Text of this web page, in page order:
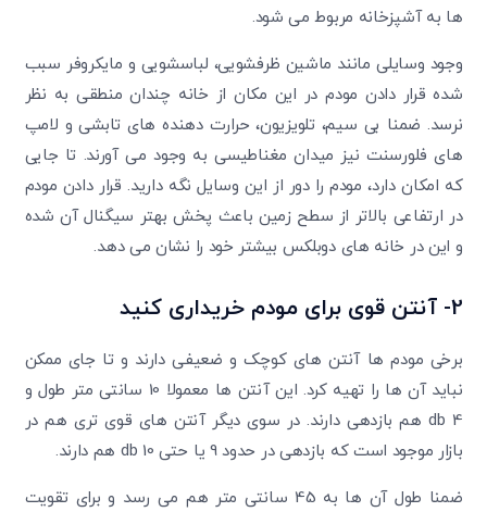
ها به آشپزخانه مربوط می شود.
وجود وسایلی مانند ماشین ظرفشویی، لباسشویی و مایکروفر سبب
شده قرار دادن مودم در این مکان از خانه چندان منطقی به نظر
نرسد. ضمنا بی سیم، تلویزیون، حرارت دهنده های تابشی و لامپ
های فلورسنت نیز میدان مغناطیسی به وجود می آورند. تا جایی
که امکان دارد، مودم را دور از این وسایل نگه دارید. قرار دادن مودم
در ارتفاعی بالاتر از سطح زمین باعث پخش بهتر سیگنال آن شده
و این در خانه های دوبلکس بیشتر خود را نشان می دهد.
2- آنتن قوی برای مودم خریداری کنید
برخی مودم ها آنتن های کوچک و ضعیفی دارند و تا جای ممکن
نباید آن ها را تهیه کرد. این آنتن ها معمولا 10 سانتی متر طول و
4 db هم بازدهی دارند. در سوی دیگر آنتن های قوی تری هم در
بازار موجود است که بازدهی در حدود 9 یا حتی 10 db هم دارند.
ضمنا طول آن ها به 45 سانتی متر هم می رسد و برای تقویت